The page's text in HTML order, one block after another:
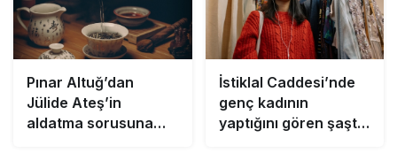
Pınar Altuğ’dan
Jülide Ateş’in
aldatma sorusuna
İstiklal Caddesi’nde
genç kadının
yaptığını gören şaştı